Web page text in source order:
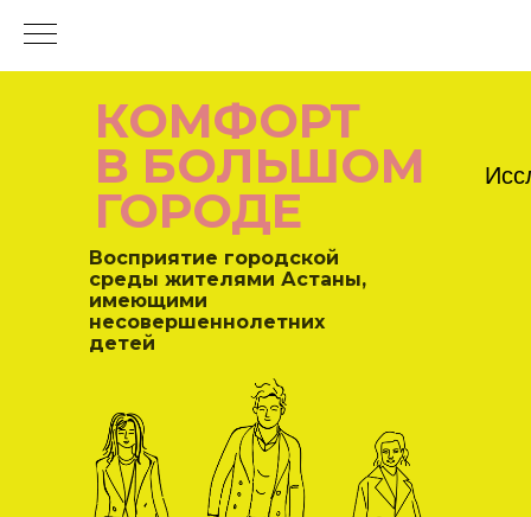
КОМФОРТ
В БОЛЬШОМ
ГОРОДЕ
Восприятие городской
среды жителями Астаны,
имеющими
несовершеннолетних
детей